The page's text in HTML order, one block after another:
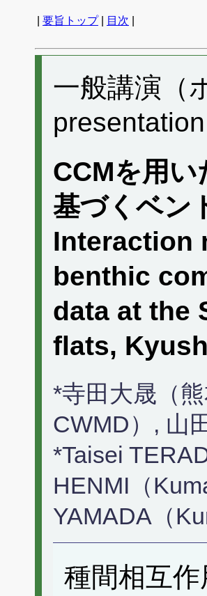
要旨トップ| 目次
一般講演（
presentation
CCMを用い
基づくベン
Interaction
benthic
data at the
flats,
*寺田大晟（
CWMD）, 山
*Taisei
HENMI（
YAMADA（
種間相互